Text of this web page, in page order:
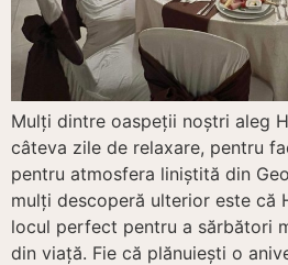
Mulți dintre oaspeții noștri aleg
câteva zile de relaxare, pentru
pentru atmosfera liniștită din
mulți descoperă ulterior este că
locul perfect pentru a sărbători
din viață. Fie că plănuiești o